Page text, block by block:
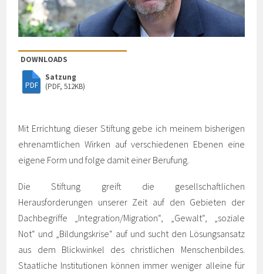
DOWNLOADS
Satzung
(PDF, 512KB)
Mit Errichtung dieser Stiftung gebe ich meinem bisherigen
ehrenamtlichen Wirken auf verschiedenen Ebenen eine
eigene Form und folge damit einer Berufung.
Die Stiftung greift die gesellschaftlichen
Herausforderungen unserer Zeit auf den Gebieten der
Dachbegriffe „Integration/Migration“, „Gewalt“, „soziale
Not“ und „Bildungskrise“ auf und sucht den Lösungsansatz
aus dem Blickwinkel des christlichen Menschenbildes.
Staatliche Institutionen können immer weniger alleine für